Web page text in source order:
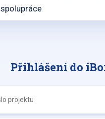
spolupráce
Přihlášení do